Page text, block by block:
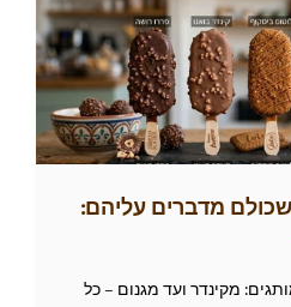
מדברים עליהם:
מקינדר ועד מגנום – כל